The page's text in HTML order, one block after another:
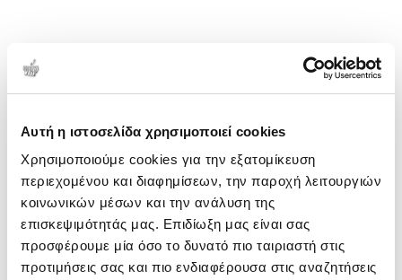
Αυτή η ιστοσελίδα χρησιμοποιεί cookies
Χρησιμοποιούμε cookies για την εξατομίκευση
περιεχομένου και διαφημίσεων, την παροχή λειτουργιών
κοινωνικών μέσων και την ανάλυση της
επισκεψιμότητάς μας. Επιδίωξη μας είναι σας
προσφέρουμε μία όσο το δυνατό πιο ταιριαστή στις
προτιμήσεις σας και πιο ενδιαφέρουσα στις αναζητήσεις